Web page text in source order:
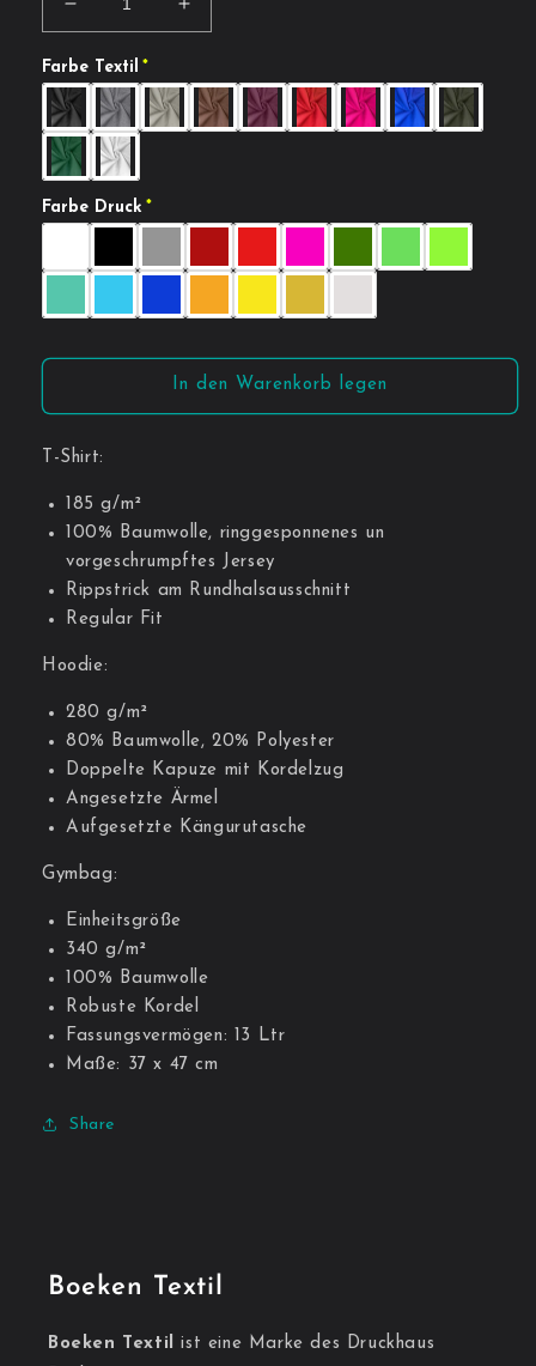
Verringere
die
Menge
für
Art.
Nr.
168
Erhöhe
die
für
Art.
Nr.
Farbe Textil
Farbe Druck
In den Warenkorb legen
T-Shirt:
185 g/m²
100% Baumwolle, ringgesponnenes un
vorgeschrumpftes Jersey
Rippstrick am Rundhalsausschnitt
Regular Fit
Hoodie:
280 g/m²
80% Baumwolle, 20% Polyester
Doppelte Kapuze mit Kordelzug
Angesetzte Ärmel
Aufgesetzte Kängurutasche
Gymbag:
Einheitsgröße
340 g/m²
100% Baumwolle
Robuste Kordel
Fassungsvermögen: 13 Ltr
Maße: 37 x 47 cm
Share
Boeken Textil
Boeken Textil ist eine Marke des Druckhaus